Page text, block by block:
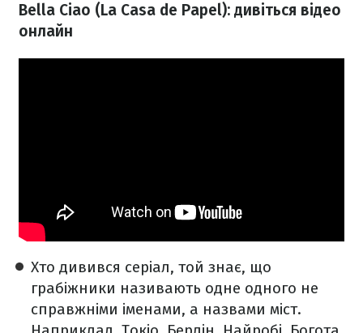
Bella Ciao (La Casa de Papel): дивіться відео
онлайн
Хто дивився серіал, той знає, що
грабіжники називають одне одного не
справжніми іменами, а назвами міст.